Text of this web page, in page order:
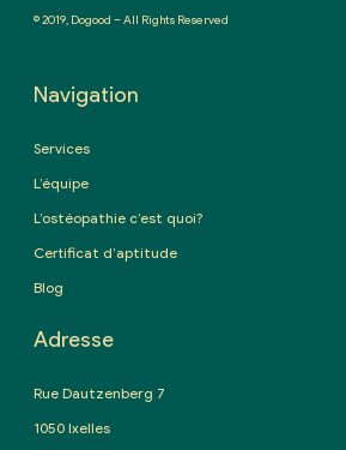
© 2019, Dogood – All Rights Reserved
Navigation
Services
L’équipe
L’ostéopathie c’est quoi?
Certificat d’aptitude
Blog
Adresse
Rue Dautzenberg 7
1050 Ixelles